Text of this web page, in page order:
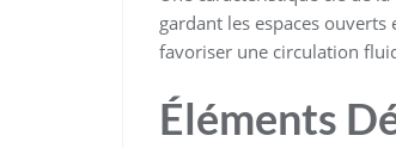
gardant les espaces
favoriser une circulation
Éléments